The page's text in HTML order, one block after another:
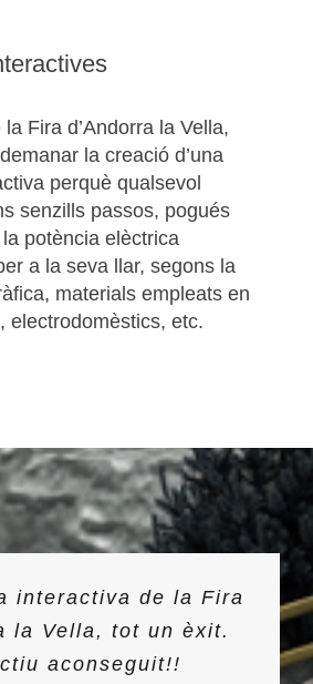
Fira d’Andorra la Vella,
la creació d’una
perquè qualsevol
senzills passos, pogués
potència elèctrica
a la seva llar, segons la
materials empleats en
electrodomèstics, etc.
interactiva de la Fira
la Vella, tot un èxit.
aconseguit!!